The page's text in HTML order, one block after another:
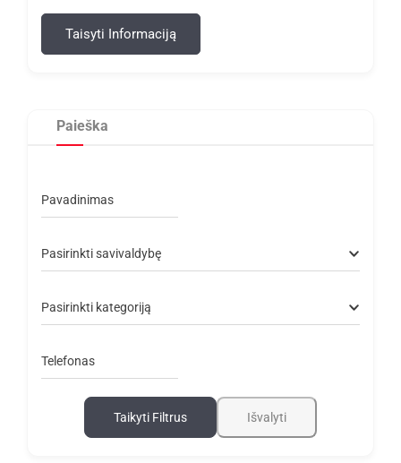
Taisyti Informaciją
Paieška
Pavadinimas
Pasirinkti savivaldybę
Pasirinkti kategoriją
Telefonas
Taikyti Filtrus Išvalyti